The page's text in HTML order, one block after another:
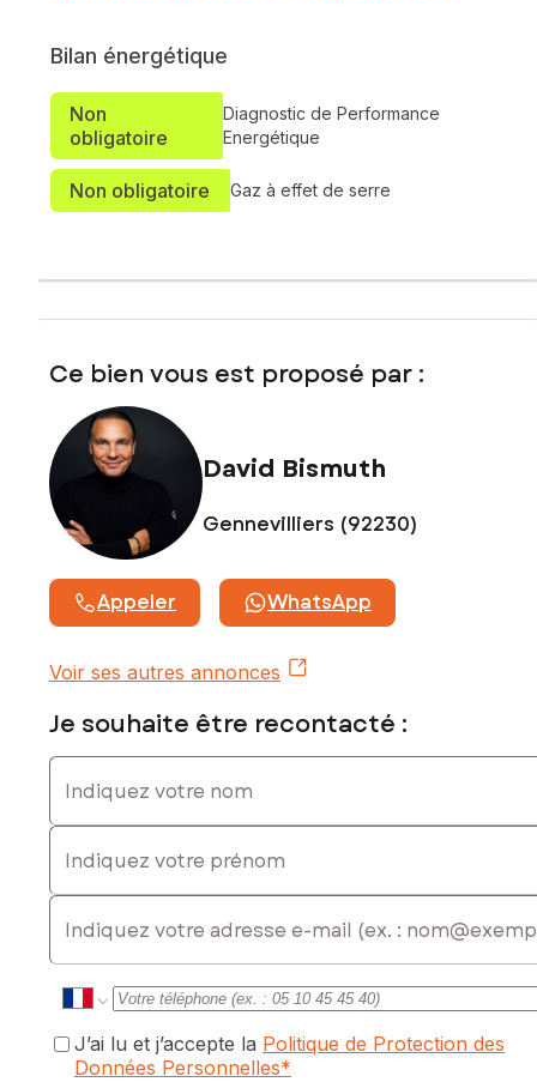
Caractéristiques :
Loyer mensuel : 3 225 €
Dépôt de garantie : 9 900 €
Emplacement de qualité, idéal pour boutique, showroom,
bureau commercial, activité de services ou profession
libérale.
Pour tout renseignement complémentaire ou organiser une
visite, merci de me contacter.
Les informations sur les risques auxquels ce bien est
exposé sont disponibles sur le site Géorisques :
Prix de cession honoraires d’agence HT inclus : 109 000 €
Honoraires d'agence charge acquéreur : 10 900 € HT + 2
180 € TVA, soit 13 080 € TTC
Contactez votre conseiller SAFTI : David BISMUTH, Tél. :
0620678863, E-mail : david.bismuth@safti.fr - EI - Agent
commercial immatriculé au RSAC de NANTERRE sous le
numéro 453 986 358
Bilan énergétique
Non
obligatoire
Diagnostic de Performance
Energétique
Non obligatoire Gaz à effet de serre
Ce bien vous est proposé par :
David Bismuth
Gennevilliers (92230)
Appeler WhatsApp
Voir ses autres annonces
Je souhaite être recontacté :
Indiquez votre nom
Indiquez votre prénom
E-mail
J’ai lu et j’accepte la Politique de Protection des
Données Personnelles*